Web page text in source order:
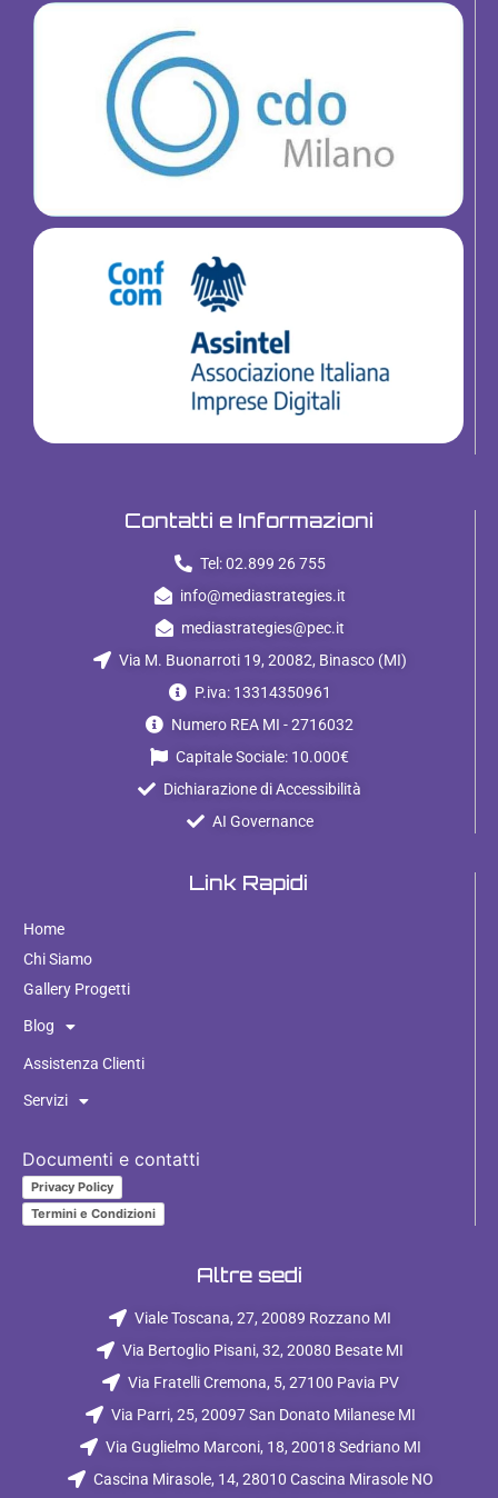
Contatti e Informazioni
Tel: 02.899 26 755
info@mediastrategies.it
mediastrategies@pec.it
Via M. Buonarroti 19, 20082, Binasco (MI)
P.iva: 13314350961
Numero REA MI - 2716032
Capitale Sociale: 10.000€
Dichiarazione di Accessibilità
AI Governance
Link Rapidi
Home
Chi Siamo
Gallery Progetti
Blog
Assistenza Clienti
Servizi
Documenti e contatti
Privacy Policy
Termini e Condizioni
Altre sedi
Viale Toscana, 27, 20089 Rozzano MI
Via Bertoglio Pisani, 32, 20080 Besate MI
Via Fratelli Cremona, 5, 27100 Pavia PV
Via Parri, 25, 20097 San Donato Milanese MI
Via Guglielmo Marconi, 18, 20018 Sedriano MI
Cascina Mirasole, 14, 28010 Cascina Mirasole NO